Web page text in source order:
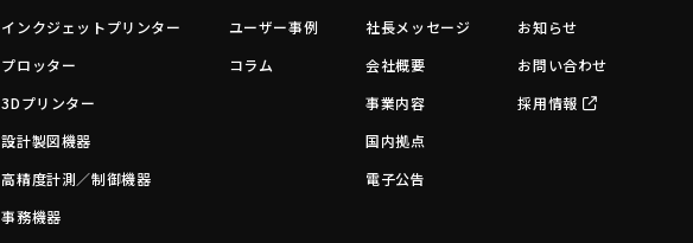
インクジェットプリンター
プロッター
3Dプリンター
設計製図機器
高精度計測／制御機器
事務機器
ユーザー事例
コラム
社長メッセージ
会社概要
事業内容
国内拠点
電子公告
お知らせ
お問い合わせ
採用情報